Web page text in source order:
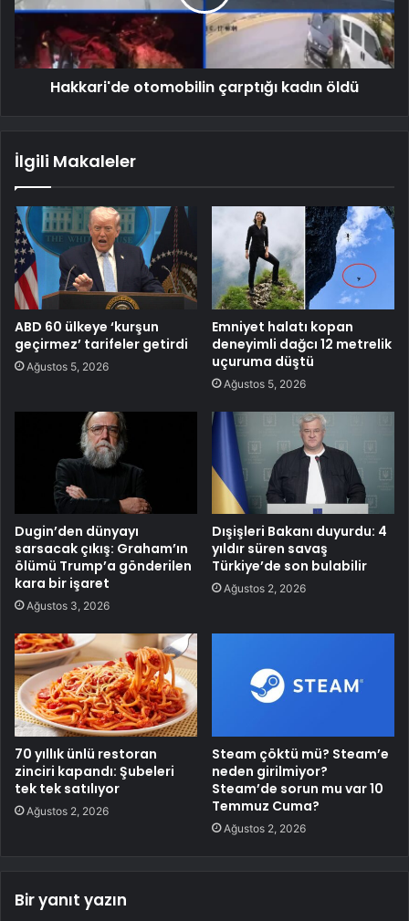
Hakkari'de otomobilin çarptığı kadın öldü
İlgili Makaleler
ABD 60 ülkeye ‘kurşun
geçirmez’ tarifeler getirdi
Ağustos 5, 2026
Emniyet halatı kopan
deneyimli dağcı 12 metrelik
uçuruma düştü
Ağustos 5, 2026
Dugin’den dünyayı
sarsacak çıkış: Graham’ın
ölümü Trump’a gönderilen
kara bir işaret
Ağustos 3, 2026
Dışişleri Bakanı duyurdu: 4
yıldır süren savaş
Türkiye’de son bulabilir
Ağustos 2, 2026
70 yıllık ünlü restoran
zinciri kapandı: Şubeleri
tek tek satılıyor
Ağustos 2, 2026
Steam çöktü mü? Steam’e
neden girilmiyor?
Steam’de sorun mu var 10
Temmuz Cuma?
Ağustos 2, 2026
Bir yanıt yazın